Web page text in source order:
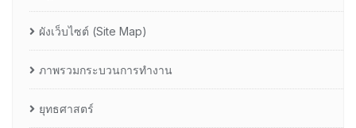
ผังเว็บไซต์ (Site Map)
ภาพรวมกระบวนการทำงาน
ยุทธศาสตร์